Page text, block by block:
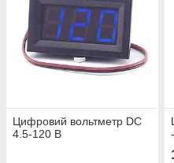
Цифровий вольтметр DC
4.5-120 В